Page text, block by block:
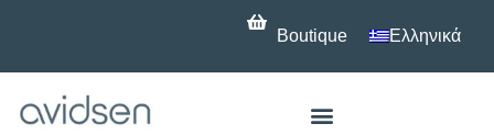
Boutique Ελληνικά